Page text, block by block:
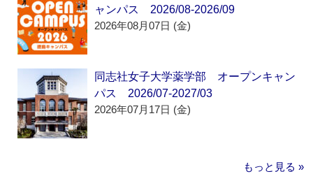
ャンパス 2026/08-2026/09
2026年08月07日 (金)
同志社女子大学薬学部 オープンキャン
パス 2026/07-2027/03
2026年07月17日 (金)
もっと見る »